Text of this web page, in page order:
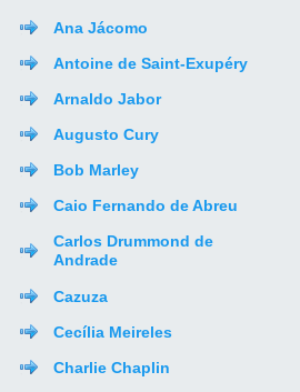
Ana Jácomo
Antoine de Saint-Exupéry
Arnaldo Jabor
Augusto Cury
Bob Marley
Caio Fernando de Abreu
Carlos Drummond de
Andrade
Cazuza
Cecília Meireles
Charlie Chaplin